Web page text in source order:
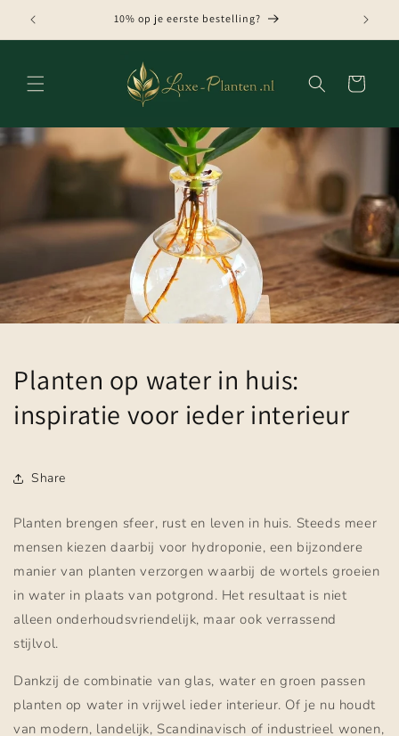
naar de
content
10% op je eerste bestelling?
Winkelwagen
Planten op water in huis:
inspiratie voor ieder interieur
Share
Planten brengen sfeer, rust en leven in huis. Steeds meer
mensen kiezen daarbij voor hydroponie, een bijzondere
manier van planten verzorgen waarbij de wortels groeien
in water in plaats van potgrond. Het resultaat is niet
alleen onderhoudsvriendelijk, maar ook verrassend
stijlvol.
Dankzij de combinatie van glas, water en groen passen
planten op water in vrijwel ieder interieur. Of je nu houdt
van modern, landelijk, Scandinavisch of industrieel wonen,